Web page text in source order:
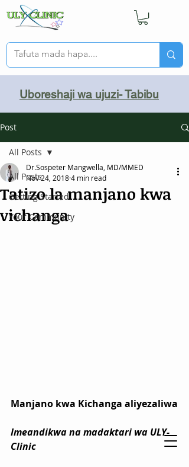
Uboreshaji wa ujuzi- Tabibu
Post
All Posts
Getting Started
Your Community
All Posts
Tatizo la manjano kwa
vichanga
Dr.Sospeter Mangwella, MD/MMED
Nov 24, 20184 min read
Manjano kwa Kichanga aliyezaliwa
Imeandikwa na madaktari wa ULY-
Clinic